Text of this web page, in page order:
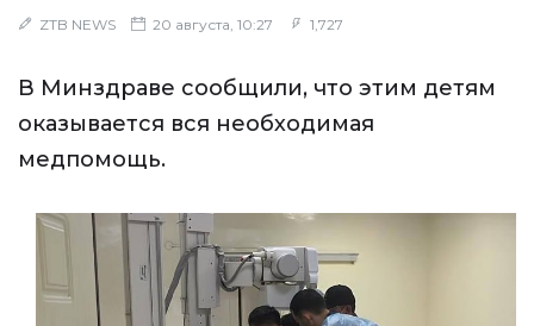
ZTB NEWS 20 августа, 10:27 1,727
В Минздраве сообщили, что этим детям
оказывается вся необходимая
медпомощь.